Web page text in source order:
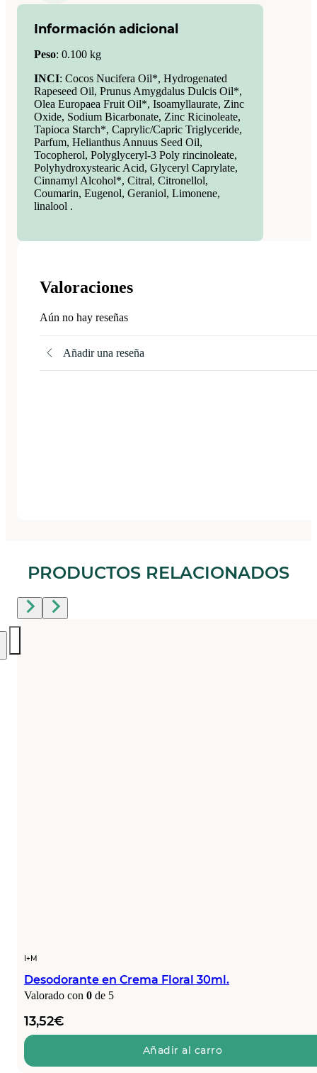
Información adicional
Peso: 0.100 kg
INCI: Cocos Nucifera Oil*, Hydrogenated
Rapeseed Oil, Prunus Amygdalus Dulcis Oil*,
Olea Europaea Fruit Oil*, Isoamyllaurate, Zinc
Oxide, Sodium Bicarbonate, Zinc Ricinoleate,
Tapioca Starch*, Caprylic/Capric Triglyceride,
Parfum, Helianthus Annuus Seed Oil,
Tocopherol, Polyglyceryl-3 Poly­ rincinoleate,
Polyhydroxystearic Acid, Glyceryl Caprylate,
Cinnamyl Alcohol*, Citral, Citronellol,
Coumarin, Eugenol, Geraniol, Limonene,
linalool .
Valoraciones
Aún no hay reseñas
Añadir una reseña
PRODUCTOS RELACIONADOS
I+M
Desodorante en Crema Floral 30ml.
Valorado con 0 de 5
13,52€
Añadir al carro